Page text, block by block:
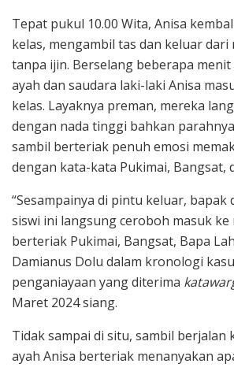
Tepat pukul 10.00 Wita, Anisa
kelas, mengambil tas dan keluar
tanpa ijin. Berselang beberapa
ayah dan saudara laki-laki Anisa
kelas. Layaknya preman, mereka
dengan nada tinggi bahkan
sambil berteriak penuh emosi
dengan kata-kata Pukimai, Bangsat,
“Sesampainya di pintu keluar, bapak
siswi ini langsung ceroboh masuk ke
berteriak Pukimai, Bangsat, Bapa
Damianus Dolu dalam kronologi
penganiayaan yang diterima
Maret 2024 siang.
Tidak sampai di situ, sambil berjalan
ayah Anisa berteriak menanyakan